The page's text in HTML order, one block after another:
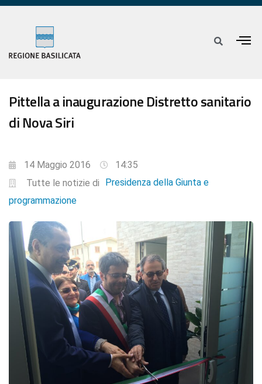
Pittella a inaugurazione Distretto sanitario
di Nova Siri
14 Maggio 2016
14:35
Tutte le notizie di
Presidenza della Giunta e
programmazione